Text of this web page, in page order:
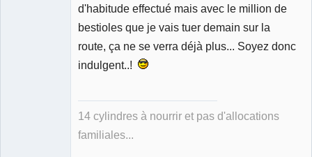
d'habitude effectué mais avec le million de
bestioles que je vais tuer demain sur la
route, ça ne se verra déjà plus... Soyez donc
indulgent..!
14 cylindres à nourrir et pas d'allocations
familiales...